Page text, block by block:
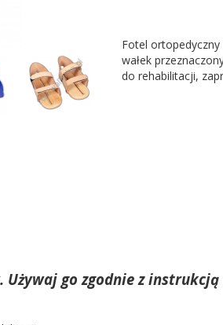
Fotel ortopedyczny
wałek
do rehabilitacji,
Używaj go zgodnie z